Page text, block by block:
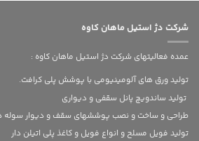
شرکت دژ استیل ماهان کاوه
عمده فعالیتهای شرکت دژ استیل ماهان کاوه :
تولید ورق های آلومینیومی با پوشش پلی کرافت.
تولید ساندویچ پانل سقفی و دیواری
طراحی و ساخت و نصب پوششهای سقف و دیوار سوله
تولید فویل مسلح و انواع فویل و کاغذ پلی اتیلن دار